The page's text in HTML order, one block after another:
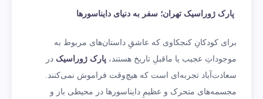
پارک ژوراسیک تهران؛ سفر به دنیای دایناسورها
برای کودکانِ کنجکاوی که عاشقِ داستان‌های مربوط به
موجوداتِ عجیب یا ماقبلِ تاریخ هستند، پارک ژوراسیک در
سعادت‌آباد تجربه‌ای است که هیچ‌وقت فراموش نمی‌کنند.
مجسمه‌های متحرک و عظیمِ دایناسورها در محیطی باز و